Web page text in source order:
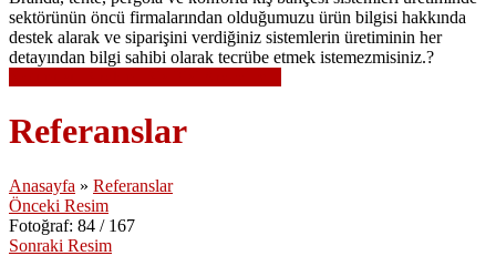
sektörünün öncü firmalarından olduğumuzu ürün bilgisi hakkında
destek alarak ve siparişini verdiğiniz sistemlerin üretiminin her
detayından bilgi sahibi olarak tecrübe etmek istemezmisiniz.?
Referanslar
Anasayfa » Referanslar
Önceki Resim
Fotoğraf: 84 / 167
Sonraki Resim